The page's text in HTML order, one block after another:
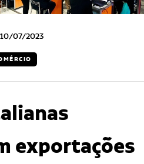
10/07/2023
exportações